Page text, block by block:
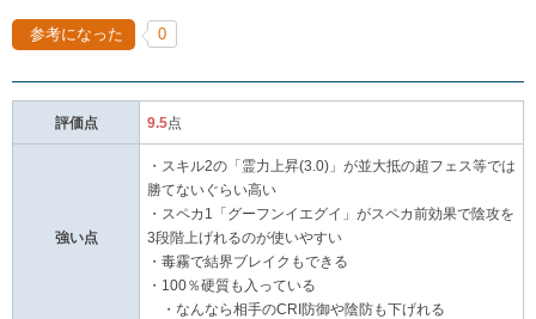
参考になった 0
評価点 9.5点
強い点
・スキル2の「霊力上昇(3.0)」が並大抵の超フェス等では
勝てないぐらい高い
・スペカ1「グーフンイエグイ」がスペカ前効果で陰攻を
3段階上げれるのが使いやすい
・毒霧で結界ブレイクもできる
・100％硬質も入っている
・なんなら相手のCRI防御や陰防も下げれる